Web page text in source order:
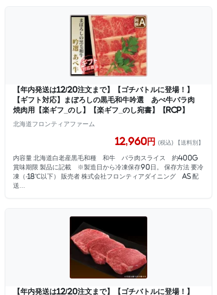
【年内発送は12/20注文まで】【ゴチバトルに登場！】
【ギフト対応】まぼろしの黒毛和牛吟選 あべ牛バラ肉
焼肉用【楽ギフ_のし】【楽ギフ_のし宛書】【RCP】
北海道フロンティアファーム
12,960円 (税込) 【送料別】
内容量 北海道白老産黒毛和種 和牛 バラ肉スライス 約400g
賞味期限 製品に記載 ※製造日から冷凍保存90日。 保存方法 要冷
凍（-18℃以下） 販売者 株式会社フロンティアダイニング AS 配
送...
【年内発送は12/20注文まで】【ゴチバトルに登場！】